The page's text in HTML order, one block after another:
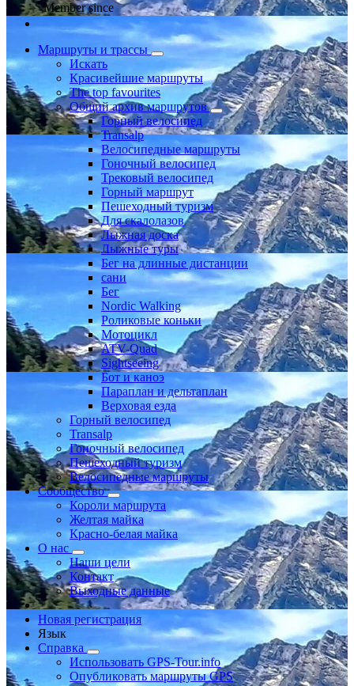
Member since
Маршруты и трассы
Искать
Красивейшие маршруты
The top favourites
Общий архив маршрутов
Горный велосипед
Transalp
Велосипедные маршруты
Гоночный велосипед
Трековый велосипед
Горный маршрут
Пешеходный туризм
Для скалолазов
Лыжная доска
Лыжные туры
Бег на длинные дистанции
сани
Бег
Nordic Walking
Роликовые коньки
Мотоцикл
ATV-Quad
Sightseeing
Бот и каноэ
Параплан и дельтаплан
Верховая езда
Горный велосипед
Transalp
Гоночный велосипед
Пешеходный туризм
Велосипедные маршруты
Сообщество
Короли маршрута
Желтая майка
Красно-белая майка
О нас
Наши цели
Контакт
Выходные данные
Новая регистрация
Язык
Справка
Использовать GPS-Tour.info
Опубликовать маршруты GPS